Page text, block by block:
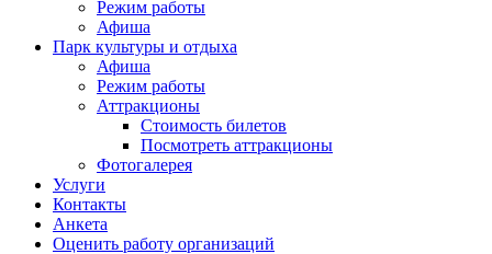
Режим работы
Афиша
Парк культуры и отдыха
Афиша
Режим работы
Аттракционы
Стоимость билетов
Посмотреть аттракционы
Фотогалерея
Услуги
Контакты
Анкета
Оценить работу организаций